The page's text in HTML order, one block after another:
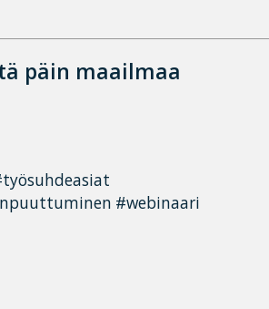
päin maailmaa
#webinaari